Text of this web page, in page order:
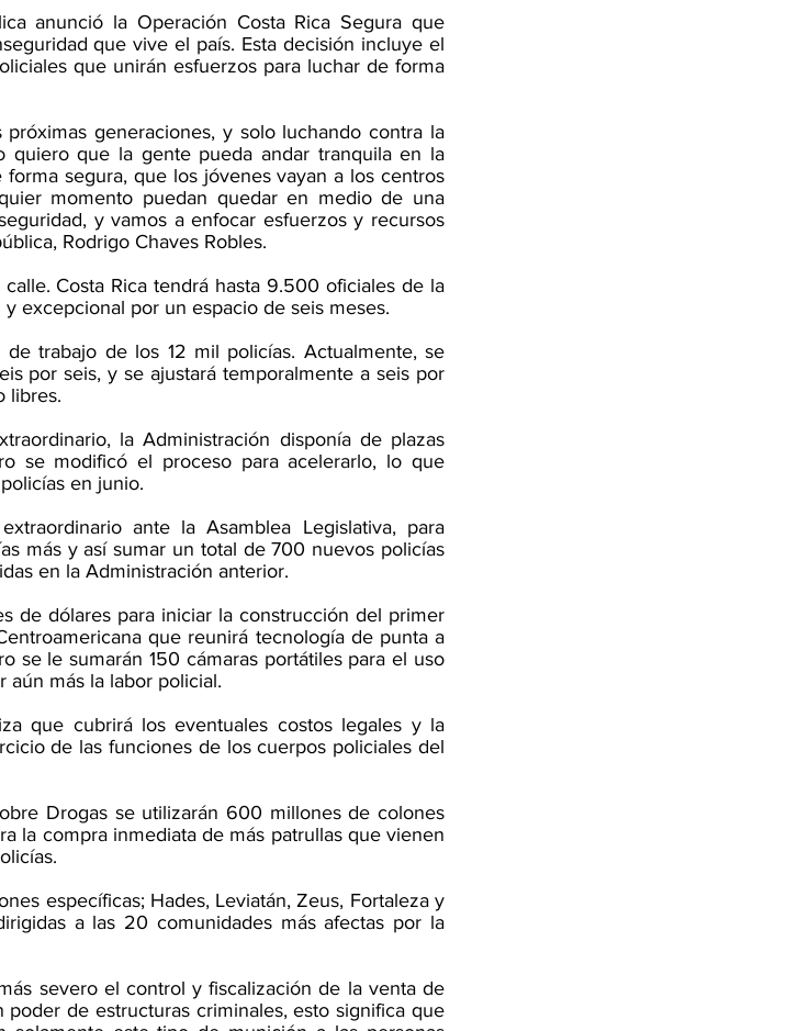
anunció la Operación Costa Rica Segura que
que vive el país. Esta decisión incluye el
que unirán esfuerzos para luchar de forma
generaciones, y solo luchando contra la
quiero que la gente pueda andar tranquila en la
segura, que los jóvenes vayan a los centros
momento puedan quedar en medio de una
y vamos a enfocar esfuerzos y recursos
Rodrigo Chaves Robles.
Costa Rica tendrá hasta 9.500 oficiales de la
excepcional por un espacio de seis meses.
trabajo de los 12 mil policías. Actualmente, se
por seis, y se ajustará temporalmente a seis por
libres.
la Administración disponía de plazas
se modificó el proceso para acelerarlo, lo que
en junio.
ante la Asamblea Legislativa, para
más y así sumar un total de 700 nuevos policías
en la Administración anterior.
de dólares para iniciar la construcción del primer
que reunirá tecnología de punta a
se le sumarán 150 cámaras portátiles para el uso
aún más la labor policial.
que cubrirá los eventuales costos legales y la
de las funciones de los cuerpos policiales del
Drogas se utilizarán 600 millones de colones
la compra inmediata de más patrullas que vienen
específicas; Hades, Leviatán, Zeus, Fortaleza y
a las 20 comunidades más afectas por la
severo el control y fiscalización de la venta de
de estructuras criminales, esto significa que